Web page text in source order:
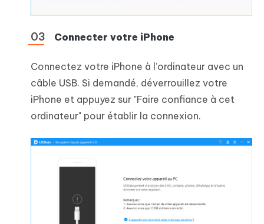
Connecter votre iPhone
Connectez votre iPhone à l’ordinateur avec un
câble USB. Si demandé, déverrouillez votre
iPhone et appuyez sur "Faire confiance à cet
ordinateur" pour établir la connexion.